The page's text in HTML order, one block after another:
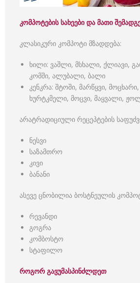
კომპოტების სახეები და მათი
კლასიკური კომპოტი მზადდება:
ხილი: ვაშლი, მსხალი, ქლიავი,
კომში, ალუბალი, ბალი
კენკრა: შტოში, მარწყვი,
ხურტკმელი, მოცვი, მაყვალი,
არატრადიციული რეცეპტების
ნესვი
საზამთრო
კივი
ბანანი
ასევე ცნობილია ბოსტნეულის
რევანდი
გოგრა
კომბოსტო
სტაფილო
როგორ გავუმასპინძლდეთ